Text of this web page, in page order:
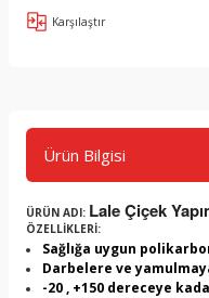
Karşılaştır
Ürün Bilgisi
ÜRÜN ADI: Lale Çiçek
ÖZELLİKLERİ:
Sağlığa uygun
Darbelere ve
-20 , +150 dereceye